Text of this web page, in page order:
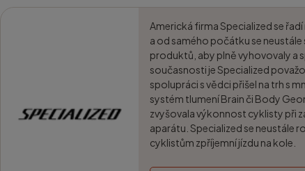
Americká firma Specialized se
a od samého počátku se
produktů, aby plně vyhovovaly a
současnosti je Specialized
spolupráci s vědci přišel na trh s
systém tlumení Brain či Body
zvyšovala výkonnost cyklisty při
aparátu. Specialized se neustále
cyklistům zpříjemní jízdu na kole.